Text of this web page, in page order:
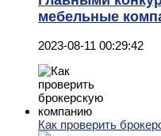
мебельные
2023-08-11 00:29:42
Как проверить